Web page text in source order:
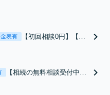
表有
【初回相談0円】【年
ど、依頼者の利益を最
【相続の無料相談受付中】